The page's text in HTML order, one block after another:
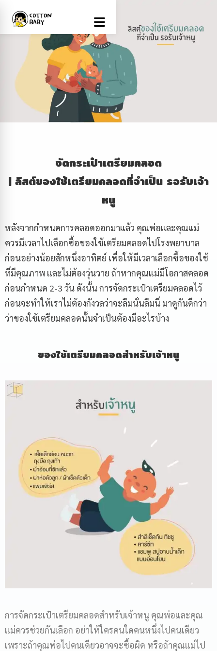
จัดกระเป๋าเตรียมคลอด
| ลิสต์ของใช้เตรียมคลอดที่จำเป็น รอรับเจ้า
หนู
หลังจากกำหนดการคลอดออกมาแล้ว คุณพ่อและคุณแม่
ควรมีเวลาไปเลือกซื้อของใช้เตรียมคลอดไปโรงพยาบาล
ก่อนอย่างน้อยสักหนึ่งอาทิตย์ เพื่อให้มีเวลาเลือกซื้อของใช้
ที่มีคุณภาพ และไม่ต้องวุ่นวาย ถ้าหากคุณแม่มีโอกาสคลอด
ก่อนกำหนด 2-3 วัน ดังนั้น การจัดกระเป๋าเตรียมคลอดไว้
ก่อนจะทำให้เราไม่ต้องกังวลว่าจะลืมนั่นลืมนี่ มาดูกันดีกว่า
ว่าของใช้เตรียมคลอดนั้นจำเป็นต้องมีอะไรบ้าง
ของใช้เตรียมคลอดสำหรับเจ้าหนู
การจัดกระเป๋าเตรียมคลอดสำหรับเจ้าหนู คุณพ่อและคุณ
แม่ควรช่วยกันเลือก อย่าให้ใครคนใดคนหนึ่งไปคนเดียว
เพราะถ้าคุณพ่อไปคนเดียวอาจจะซื้อผิด หรือถ้าคุณแม่ไป